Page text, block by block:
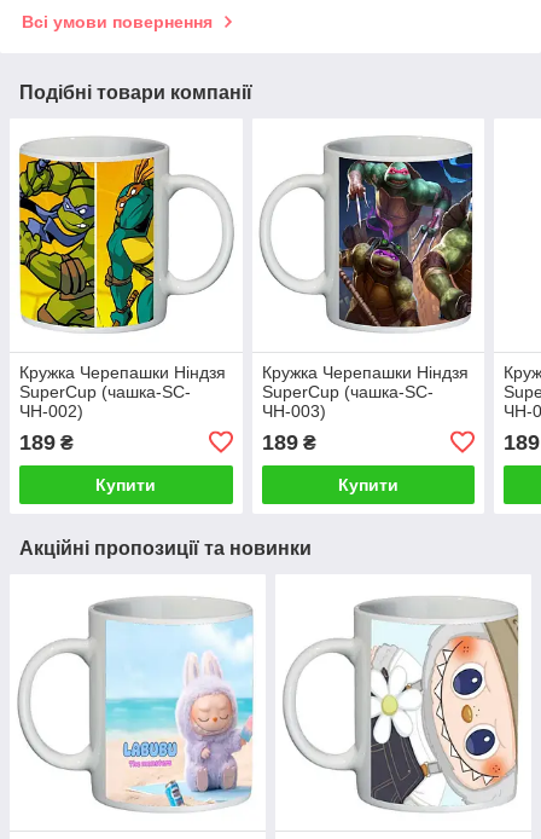
Всі умови повернення
Подібні товари компанії
Кружка Черепашки Ніндзя
SuperCup (чашка-SC-
ЧН-002)
189 ₴
Купити
Кружка Черепашки Ніндзя
SuperCup (чашка-SC-
ЧН-003)
189₴
Купити
ЧН-
189
Акційні пропозиції та новинки